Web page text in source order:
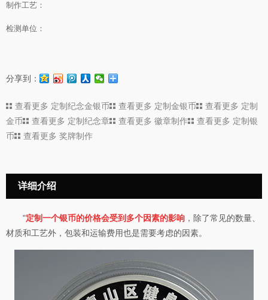
制作工艺：
检测单位：
分享到：
查看更多 定制纪念金银币 查看更多 定制金银币 查看更多 定制
金币
查看更多 定制纪念章 查看更多 徽章制作 查看更多 定制银
币
查看更多 奖牌制作
详细介绍
"定制一个银币的价格会受到多个因素的影响 ，除了常见的数量、
材质和工艺外，包装和运输费用也是需要考虑的因素。